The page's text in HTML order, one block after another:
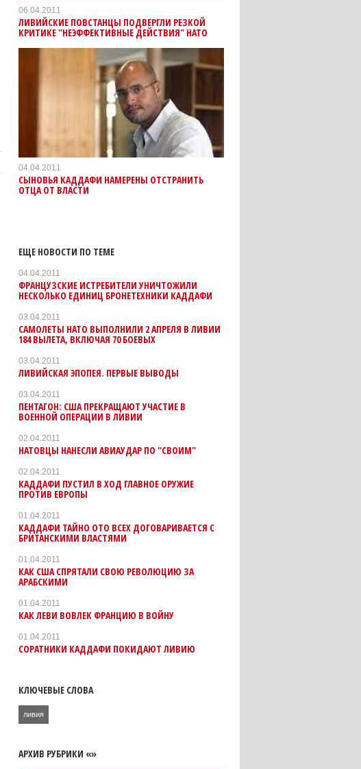
06.04.2011
ЛИВИЙСКИЕ ПОВСТАНЦЫ ПОДВЕРГЛИ РЕЗКОЙ
КРИТИКЕ "НЕЭФФЕКТИВНЫЕ ДЕЙСТВИЯ" НАТО
04.04.2011
СЫНОВЬЯ КАДДАФИ НАМЕРЕНЫ ОТСТРАНИТЬ
ОТЦА ОТ ВЛАСТИ
ЕЩЕ НОВОСТИ ПО ТЕМЕ
04.04.2011
ФРАНЦУЗСКИЕ ИСТРЕБИТЕЛИ УНИЧТОЖИЛИ
НЕСКОЛЬКО ЕДИНИЦ БРОНЕТЕХНИКИ КАДДАФИ
03.04.2011
САМОЛЕТЫ НАТО ВЫПОЛНИЛИ 2 АПРЕЛЯ В ЛИВИИ
184 ВЫЛЕТА, ВКЛЮЧАЯ 70 БОЕВЫХ
03.04.2011
ЛИВИЙСКАЯ ЭПОПЕЯ. ПЕРВЫЕ ВЫВОДЫ
03.04.2011
ПЕНТАГОН: США ПРЕКРАЩАЮТ УЧАСТИЕ В
ВОЕННОЙ ОПЕРАЦИИ В ЛИВИИ
02.04.2011
НАТОВЦЫ НАНЕСЛИ АВИАУДАР ПО "СВОИМ"
02.04.2011
КАДДАФИ ПУСТИЛ В ХОД ГЛАВНОЕ ОРУЖИЕ
ПРОТИВ ЕВРОПЫ
01.04.2011
КАДДАФИ ТАЙНО ОТО ВСЕХ ДОГОВАРИВАЕТСЯ С
БРИТАНСКИМИ ВЛАСТЯМИ
01.04.2011
КАК США СПРЯТАЛИ СВОЮ РЕВОЛЮЦИЮ ЗА
АРАБСКИМИ
01.04.2011
КАК ЛЕВИ ВОВЛЕК ФРАНЦИЮ В ВОЙНУ
01.04.2011
СОРАТНИКИ КАДДАФИ ПОКИДАЮТ ЛИВИЮ
КЛЮЧЕВЫЕ СЛОВА
ливия
АРХИВ РУБРИКИ «»